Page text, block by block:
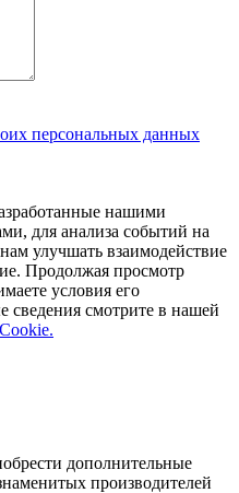
персональных данных
нашими
для анализа событий на
улучшать взаимодействие
Продолжая просмотр
условия его
сведения смотрите в нашей
дополнительные
производителей